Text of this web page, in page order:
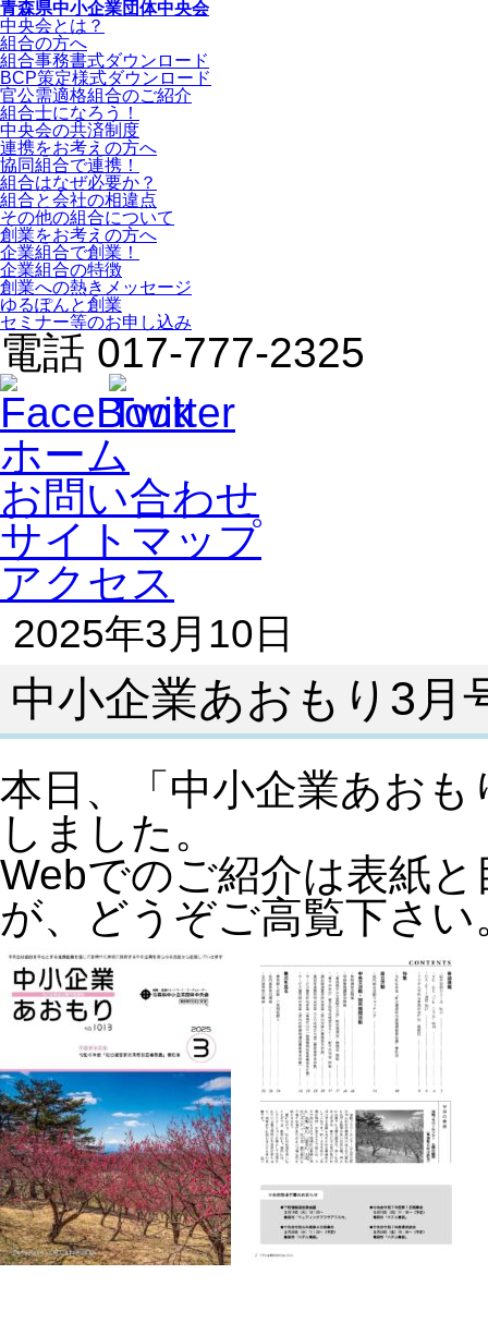
青森県中小企業団体中央会
中央会とは？
組合の方へ
組合事務書式ダウンロード
BCP策定様式ダウンロード
官公需適格組合のご紹介
組合士になろう！
中央会の共済制度
連携をお考えの方へ
協同組合で連携！
組合はなぜ必要か？
組合と会社の相違点
その他の組合について
創業をお考えの方へ
企業組合で創業！
企業組合の特徴
創業への熱きメッセージ
ゆるぽんと創業
セミナー等のお申し込み
電話 017-777-2325
ホーム
お問い合わせ
サイトマップ
アクセス
2025年3月10日
中小企業あおもり3月
本日、「中小企業あお
しました。
Webでのご紹介は表紙
が、どうぞご高覧下さい